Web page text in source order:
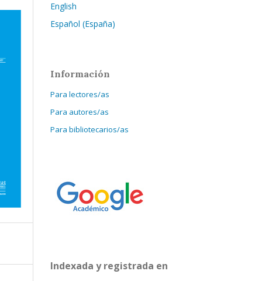
English
Español (España)
Información
Para lectores/as
Para autores/as
Para bibliotecarios/as
Indexada y registrada en